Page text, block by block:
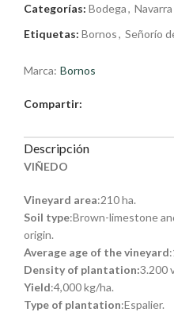
Categorías: Bodega, Navarra
Etiquetas: Bornos, Señorío
Marca: Bornos
Compartir:
Descripción
VIÑEDO
Vineyard area:210 ha.
Soil type:Brown-limestone
origin.
Average age of the vineyard
Density of plantation:3.200
Yield:4,000 kg/ha.
Type of plantation:Espalier.